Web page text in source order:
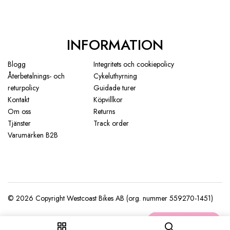
INFORMATION
Blogg
Integritets och cookiepolicy
Återbetalnings- och
returpolicy
Cykeluthyrning
Guidade turer
Kontakt
Köpvillkor
Om oss
Returns
Tjänster
Track order
Varumärken B2B